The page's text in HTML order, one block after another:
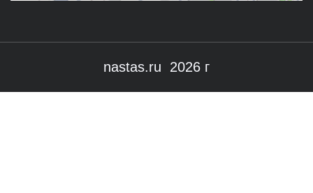
nastas.ru 2026 г